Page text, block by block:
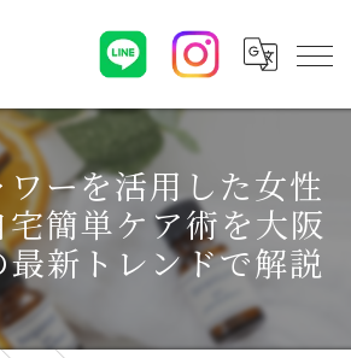
ーを活用した女性
簡単ケア術を大阪
新トレンドで解説